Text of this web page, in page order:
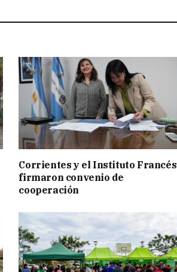
Corrientes y el Instituto Francés
firmaron convenio de
cooperación